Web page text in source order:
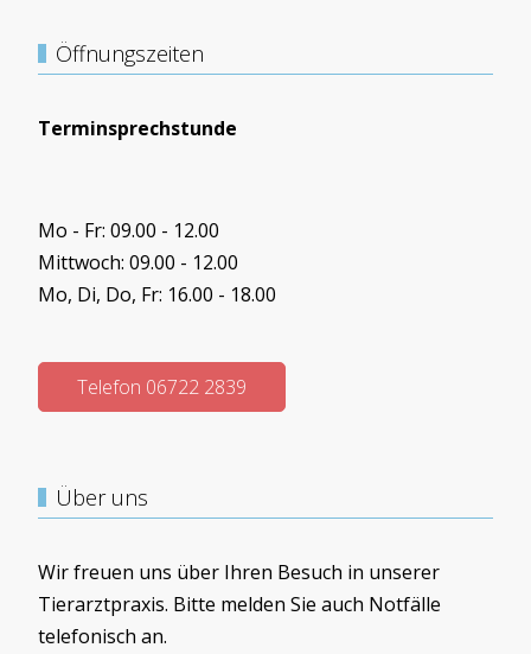
Öffnungszeiten
Terminsprechstunde
Mo - Fr: 09.00 - 12.00
Mittwoch: 09.00 - 12.00
Mo, Di, Do, Fr: 16.00 - 18.00
Telefon 06722 2839
Über uns
Wir freuen uns über Ihren Besuch in unserer
Tierarztpraxis. Bitte melden Sie auch Notfälle
telefonisch an.